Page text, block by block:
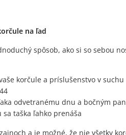
na ľad
spôsob, ako si so sebou
korčule a príslušenstvo v suchu
odvetranému dnu a bočným
taška ľahko prenáša
a je možné, že nie všetky